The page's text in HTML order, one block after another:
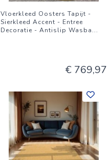
Vloerkleed Oosters Tapijt -
Sierkleed Accent - Entree
Decoratie - Antislip Wasba...
€ 769,97